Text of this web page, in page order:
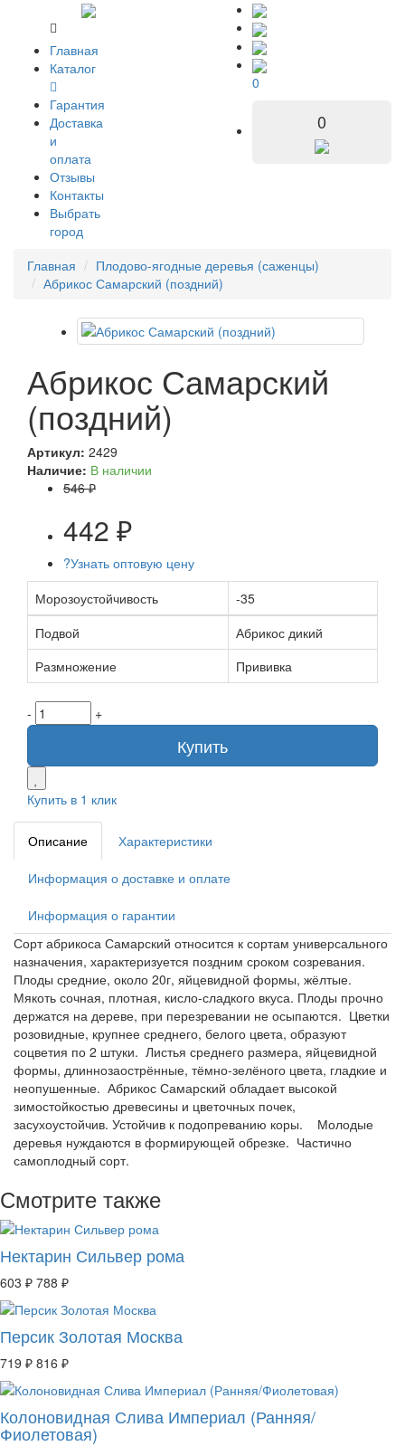
Главная
Каталог
Гарантия
Доставка
и
оплата
Отзывы
Контакты
Выбрать
город
0
0
Главная
Плодово-ягодные деревья (саженцы)
Абрикос Самарский (поздний)
Абрикос Самарский
(поздний)
Артикул: 2429
Наличие: В наличии
546 ₽
442 ₽
?Узнать оптовую цену
Морозоустойчивость
-35
Подвой
Абрикос дикий
Размножение
Прививка
- +
Купить
Купить в 1 клик
Описание Характеристики
Информация о доставке и оплате
Информация о гарантии
Сорт абрикоса Самарский относится к сортам универсального
назначения, характеризуется поздним сроком созревания.
Плоды средние, около 20г, яйцевидной формы, жёлтые.
Мякоть сочная, плотная, кисло-сладкого вкуса. Плоды прочно
держатся на дереве, при перезревании не осыпаются. Цветки
розовидные, крупнее среднего, белого цвета, образуют
соцветия по 2 штуки. Листья среднего размера, яйцевидной
формы, длиннозаострённые, тёмно-зелёного цвета, гладкие и
неопушенные. Абрикос Самарский обладает высокой
зимостойкостью древесины и цветочных почек,
засухоустойчив. Устойчив к подопреванию коры. Молодые
деревья нуждаются в формирующей обрезке. Частично
самоплодный сорт.
Смотрите также
Нектарин Сильвер рома
603 ₽ 788 ₽
Персик Золотая Москва
719 ₽ 816 ₽
Колоновидная Слива Империал (Ранняя/
Фиолетовая)